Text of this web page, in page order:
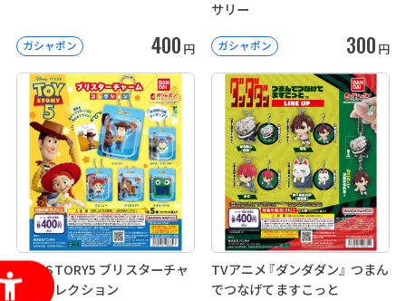
ガシャポン 400 円
サリー
ガシャポン 300 円
TOY STORY5 ブリスターチャ
ームコレクション
TVアニメ『ダンダダン』 つまん
でつなげてますこっと